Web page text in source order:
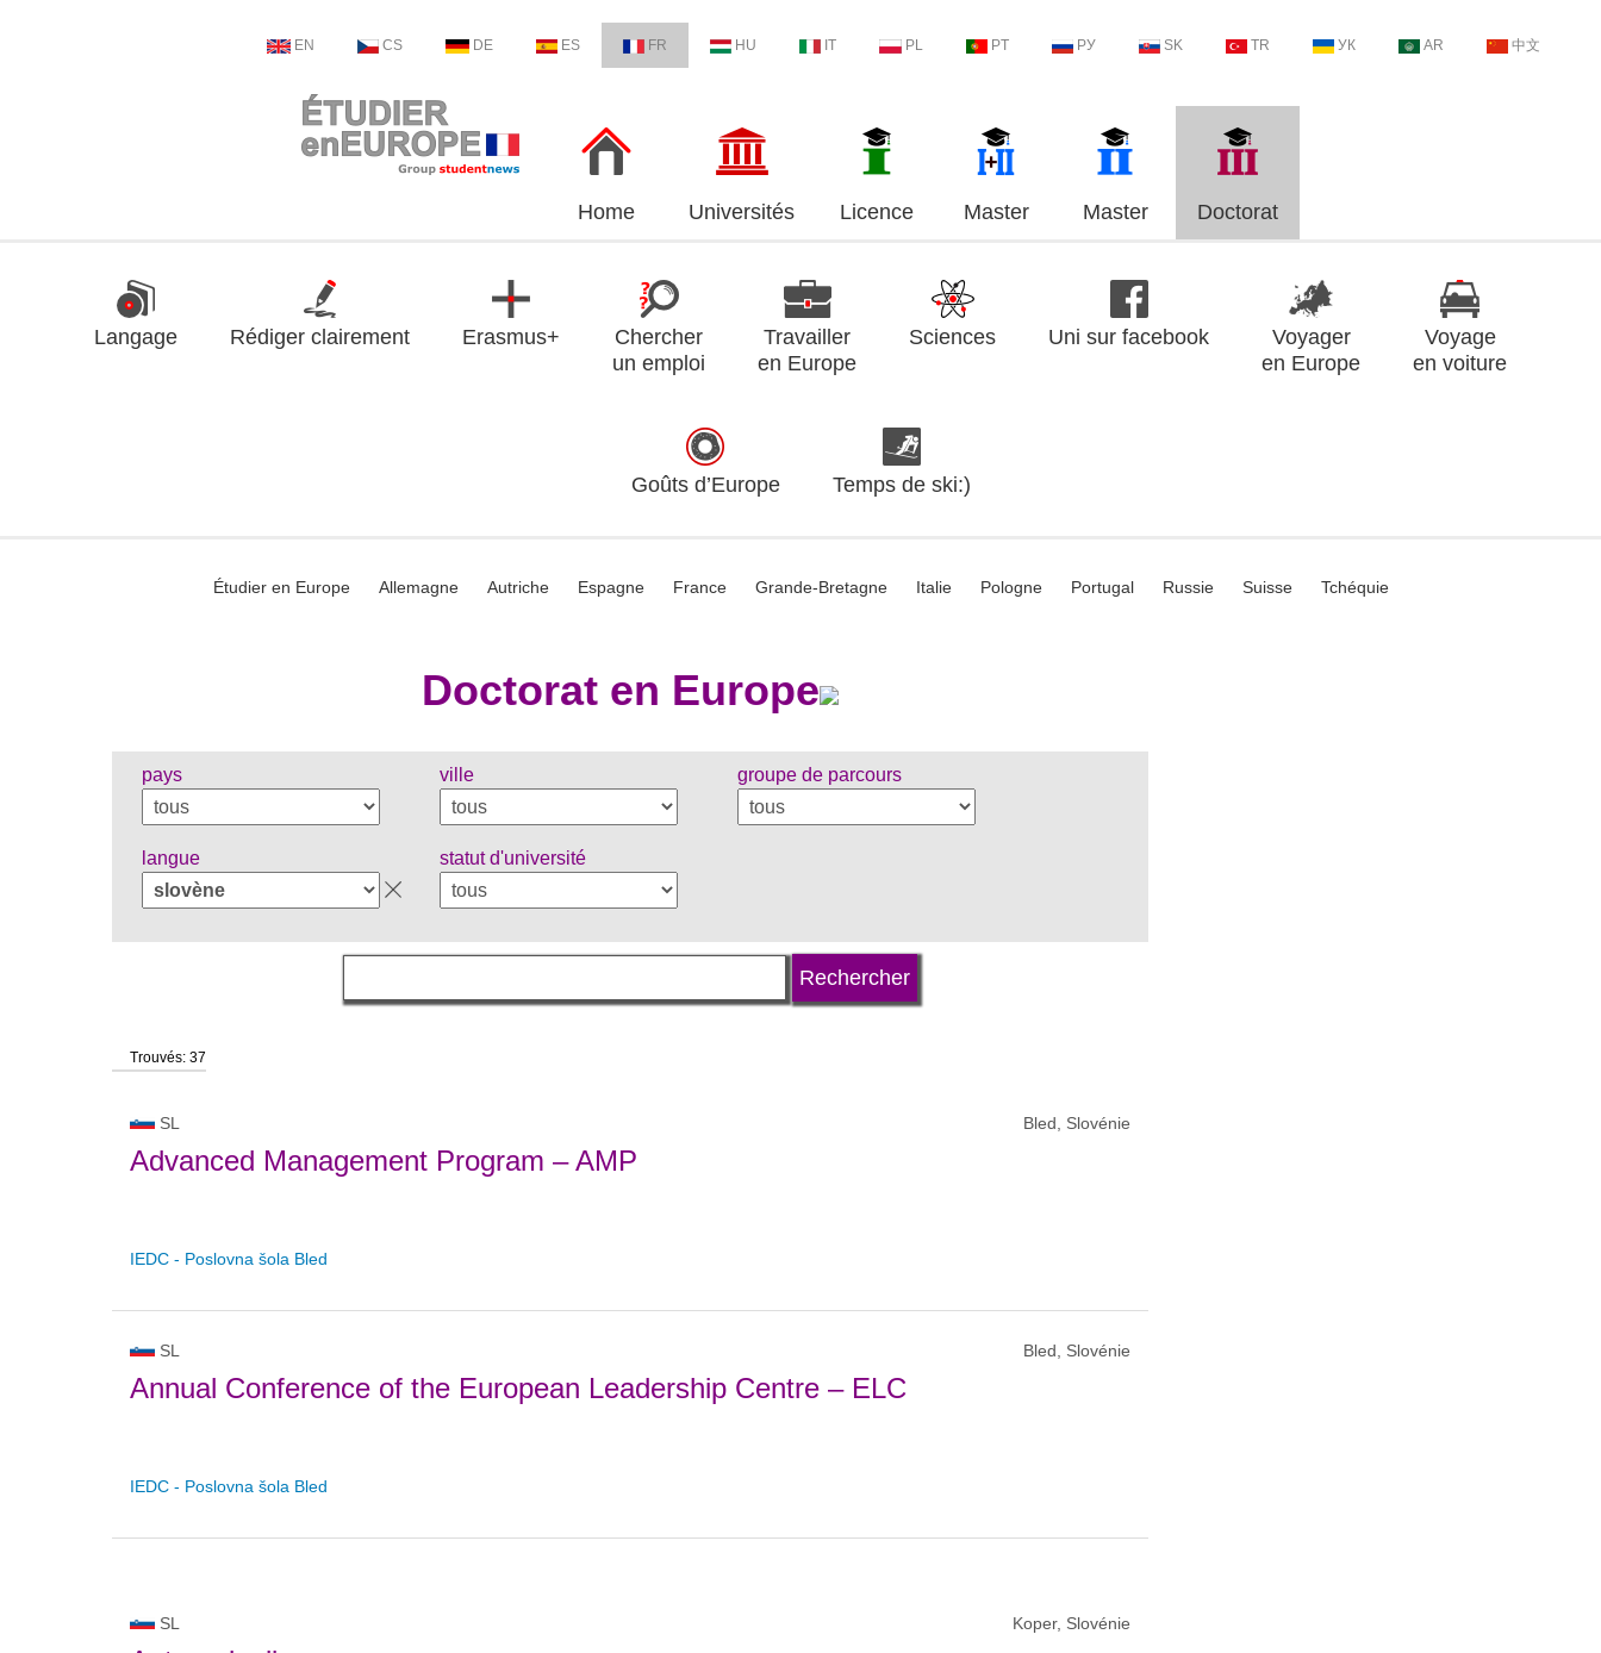
EN CS DE ES FR HU IT PL PT РУ SK TR УК AR 中文
Home Universités Licence Master Master Doctorat
Langage Rédiger clairement Erasmus+
Chercher
un emploi
Travailler
en Europe
Sciences Uni sur facebook
Voyager
en Europe
Voyage
en voiture
Goûts d’Europe Temps de ski:)
Étudier en Europe Allemagne Autriche Espagne France Grande-Bretagne Italie Pologne Portugal Russie Suisse Tchéquie
Doctorat en Europe
pays ville groupe de parcours
langue statut d'université
Trouvés: 37
SL Bled, Slovénie
Advanced Management Program – AMP
IEDC - Poslovna šola Bled
SL Bled, Slovénie
Annual Conference of the European Leadership Centre – ELC
IEDC - Poslovna šola Bled
SL Koper, Slovénie